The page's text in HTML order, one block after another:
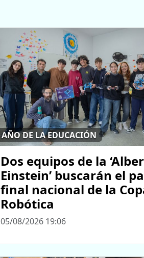
AÑO DE LA EDUCACIÓN
Dos equipos de la
Einstein’ buscarán el
final nacional de la
Robótica
05/08/2026 19:06